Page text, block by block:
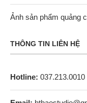
Ảnh sản phẩm quảng
THÔNG TIN LIÊN HỆ
Hotline: 037.213.0010